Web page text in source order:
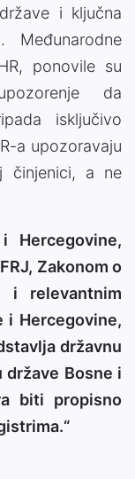
i ključna
Međunarodne
ponovile su
da
isključivo
a upozoravaju
činjenici, a ne
Hercegovine,
Zakonom o
i relevantnim
i Hercegovine,
državnu
Bosne i
biti propisno